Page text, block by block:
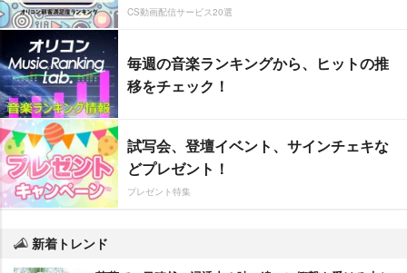
CS動画配信サービス20選
毎週の音楽ランキングから、ヒットの推
移をチェック！
試写会、登壇イベント、サインチェキな
どプレゼント！
プレゼント特集
新着トレンド